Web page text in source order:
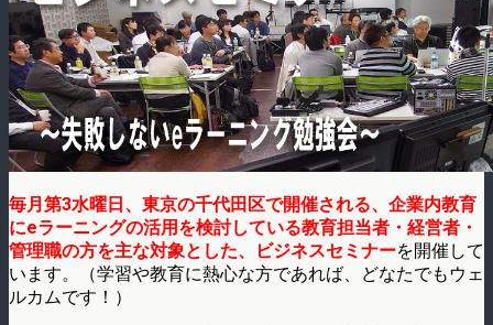
毎月第3水曜日、東京の千代田区で開催される、企業内教育
にeラーニングの活用を検討している教育担当者・経営者・
管理職の方を主な対象とした、ビジネスセミナーを開催して
います。（学習や教育に熱心な方であれば、どなたでもウェ
ルカムです！）